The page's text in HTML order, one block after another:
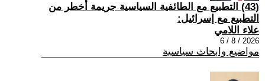
(43) التطبيع مع الطائفية السياسية جريمة أخطر من
التطبيع مع إسرائيل:
علاء اللامي
2026 / 8 / 6
مواضيع وابحاث سياسية